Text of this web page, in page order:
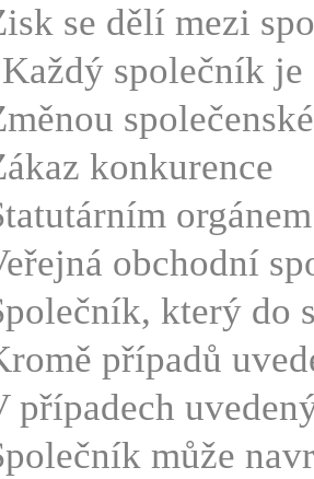
se dělí mezi
společník je
konkurence
obchodní
který do
případů
případech
může